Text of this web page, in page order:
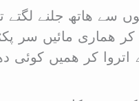
سے ھاتھ جلنے
مائیں سر پکڑ
کر ھمیں کوئی دھلا